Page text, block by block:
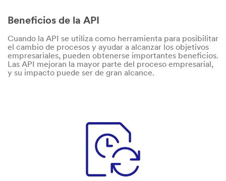
Beneficios de la API
Cuando la API se utiliza como herramienta para posibilitar
el cambio de procesos y ayudar a alcanzar los objetivos
empresariales, pueden obtenerse importantes beneficios.
Las API mejoran la mayor parte del proceso empresarial,
y su impacto puede ser de gran alcance.